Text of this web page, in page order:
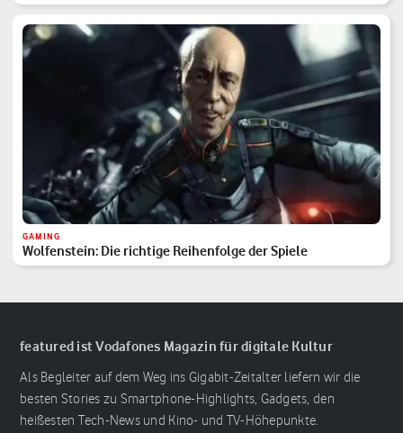
GAMING
Wolfenstein: Die richtige Reihenfolge der Spiele
featured ist Vodafones Magazin für digitale Kultur
Als Begleiter auf dem Weg ins Gigabit-Zeitalter liefern wir die
besten Stories zu Smartphone-Highlights, Gadgets, den
heißesten Tech-News und Kino- und TV-Höhepunkte.